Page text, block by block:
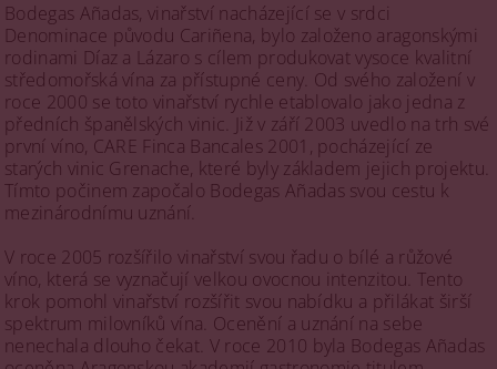
Bodegas Añadas, vinařství nacházející se v srdci
Denominace původu Cariñena, bylo založeno aragonskými
rodinami Díaz a Lázaro s cílem produkovat vysoce kvalitní
středomořská vína za přístupné ceny. Od svého založení v
roce 2000 se toto vinařství rychle etablovalo jako jedna z
předních španělských vinic. Již v září 2003 uvedlo na trh své
první víno, CARE Finca Bancales 2001, pocházející ze
starých vinic Grenache, které byly základem jejich projektu.
Tímto počinem započalo Bodegas Añadas svou cestu k
mezinárodnímu uznání.
V roce 2005 rozšířilo vinařství svou řadu o bílé a růžové
víno, která se vyznačují velkou ovocnou intenzitou. Tento
krok pomohl vinařství rozšířit svou nabídku a přilákat širší
spektrum milovníků vína. Ocenění a uznání na sebe
nenechala dlouho čekat. V roce 2010 byla Bodegas Añadas